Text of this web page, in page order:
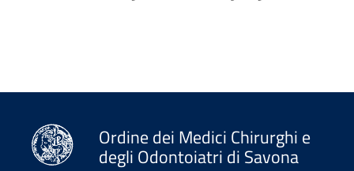
Ordine dei Medici Chirurghi e
degli Odontoiatri di Savona